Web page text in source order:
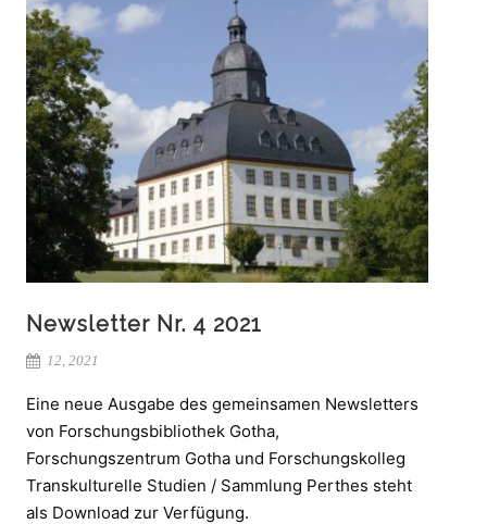
Newsletter Nr. 4 2021
12, 2021
Eine neue Ausgabe des gemeinsamen Newsletters
von Forschungsbibliothek Gotha,
Forschungszentrum Gotha und Forschungskolleg
Transkulturelle Studien / Sammlung Perthes steht
als Download zur Verfügung.